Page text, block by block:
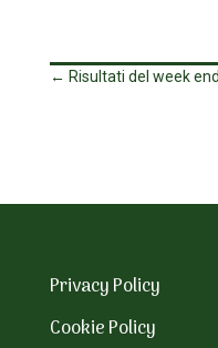
← Risultati del week
Privacy Policy
Cookie Policy